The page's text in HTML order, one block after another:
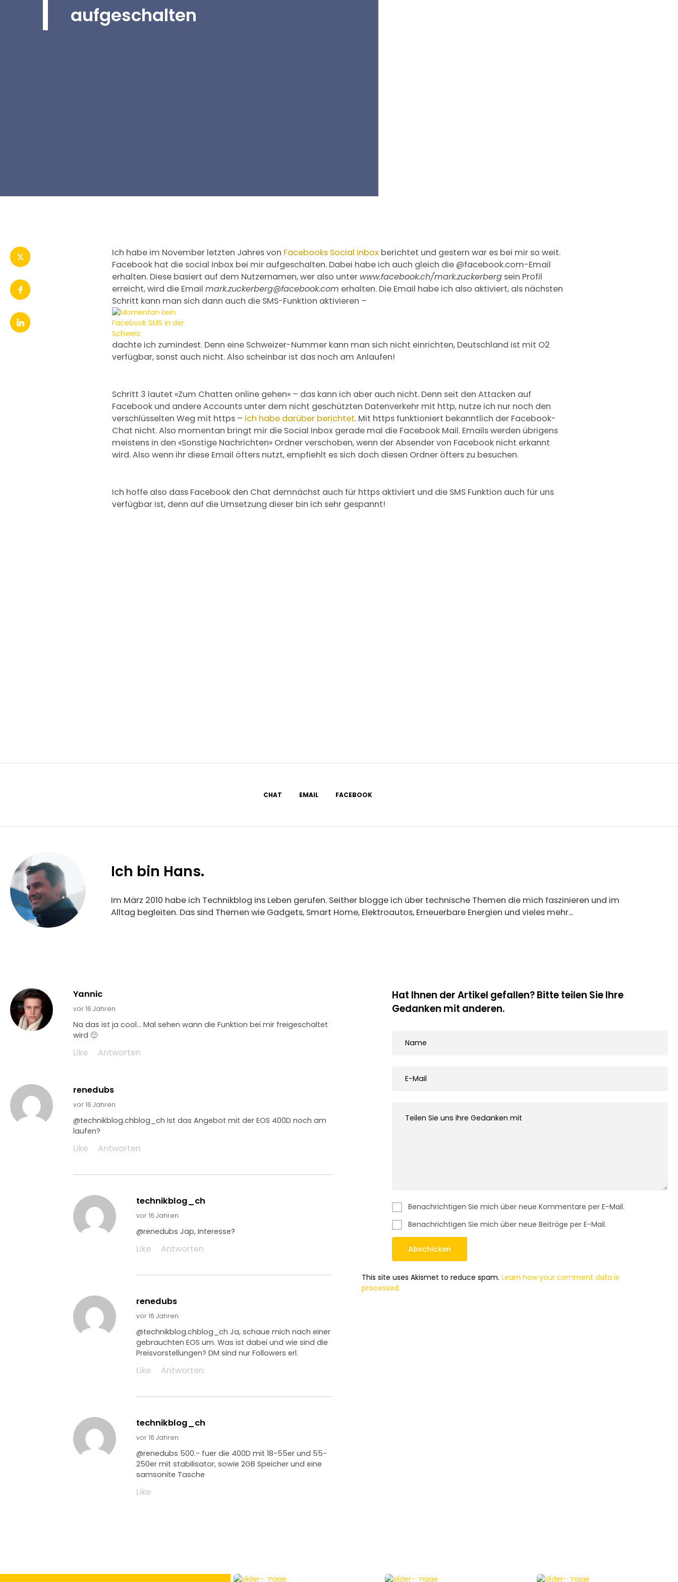
aufgeschalten
Ich habe im November letzten Jahres von Facebooks Social Inbox berichtet und gestern war es bei mir so weit.
Facebook hat die social Inbox bei mir aufgeschalten. Dabei habe ich auch gleich die @facebook.com-Email
erhalten. Diese basiert auf dem Nutzernamen, wer also unter www.facebook.ch/mark.zuckerberg sein Profil
erreicht, wird die Email mark.zuckerberg@facebook.com erhalten. Die Email habe ich also aktiviert, als nächsten
Schritt kann man sich dann auch die SMS-Funktion aktivieren –
dachte ich zumindest. Denn eine Schweizer-Nummer kann man sich nicht einrichten, Deutschland ist mit O2
verfügbar, sonst auch nicht. Also scheinbar ist das noch am Anlaufen!
Schritt 3 lautet «Zum Chatten online gehen» – das kann ich aber auch nicht. Denn seit den Attacken auf
Facebook und andere Accounts unter dem nicht geschützten Datenverkehr mit http, nutze ich nur noch den
verschlüsselten Weg mit https – ich habe darüber berichtet. Mit https funktioniert bekanntlich der Facebook-
Chat nicht. Also momentan bringt mir die Social Inbox gerade mal die Facebook Mail. Emails werden übrigens
meistens in den «Sonstige Nachrichten» Ordner verschoben, wenn der Absender von Facebook nicht erkannt
wird. Also wenn ihr diese Email öfters nutzt, empfiehlt es sich doch diesen Ordner öfters zu besuchen.
Ich hoffe also dass Facebook den Chat demnächst auch für https aktiviert und die SMS Funktion auch für uns
verfügbar ist, denn auf die Umsetzung dieser bin ich sehr gespannt!
CHAT EMAIL FACEBOOK
Ich bin Hans.
Im März 2010 habe ich Technikblog ins Leben gerufen. Seither blogge ich über technische Themen die mich faszinieren und im
Alltag begleiten. Das sind Themen wie Gadgets, Smart Home, Elektroautos, Erneuerbare Energien und vieles mehr...
Yannic
vor 16 Jahren
Na das ist ja cool… Mal sehen wann die Funktion bei mir freigeschaltet
wird 🙂
Like Antworten
renedubs
vor 16 Jahren
@technikblog.chblog_ch Ist das Angebot mit der EOS 400D noch am
laufen?
Like Antworten
technikblog_ch
vor 16 Jahren
@renedubs Jap, Interesse?
Like Antworten
renedubs
vor 16 Jahren
@technikblog.chblog_ch Ja, schaue mich nach einer
gebrauchten EOS um. Was ist dabei und wie sind die
Preisvorstellungen? DM sind nur Followers erl.
Like Antworten
technikblog_ch
vor 16 Jahren
@renedubs 500.- fuer die 400D mit 18-55er und 55-
250er mit stabilisator, sowie 2GB Speicher und eine
samsonite Tasche
Like
Hat Ihnen der Artikel gefallen? Bitte teilen Sie Ihre
Gedanken mit anderen.
Benachrichtigen Sie mich über neue Kommentare per E-Mail.
Benachrichtigen Sie mich über neue Beiträge per E-Mail.
This site uses Akismet to reduce spam. Learn how your comment data is
processed.